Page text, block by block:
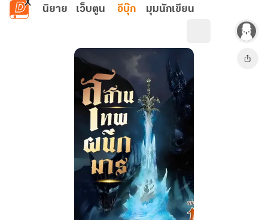
ข้ามไปยังเนื้อหาหลัก
นิยาย เว็บตูน อีบุ๊ก มุมนักเขียน